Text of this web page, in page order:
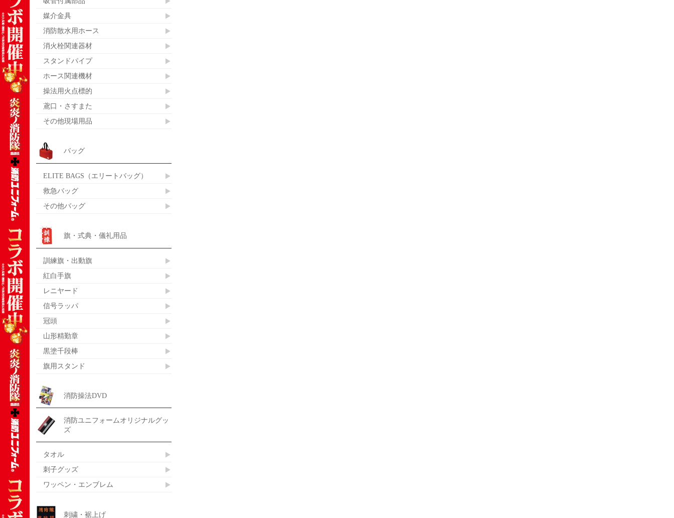
媒介金具
消防散水用ホース
消火栓関連器材
スタンドパイプ
ホース関連機材
操法用火点標的
鳶口・さすまた
その他現場用品
バッグ
ELITE BAGS（エリートバッグ）
救急バッグ
その他バッグ
旗・式典・儀礼用品
訓練旗・出動旗
紅白手旗
レニヤード
信号ラッパ
冠頭
山形精勤章
黒塗千段棒
旗用スタンド
消防操法DVD
消防ユニフォームオリジナルグッ
ズ
タオル
刺子グッズ
ワッペン・エンブレム
刺繍・裾上げ